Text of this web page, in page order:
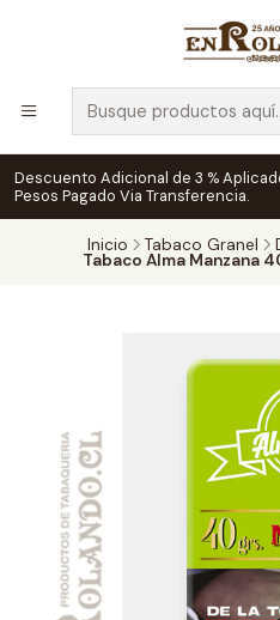
Descuento Adicional de 3 %
Pesos Pagado Via Transferencia.
Inicio Tabaco Granel
Tabaco Alma Manzana